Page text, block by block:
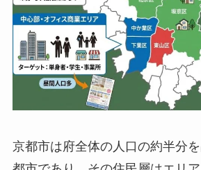
京都市は府全体の人口の約半分